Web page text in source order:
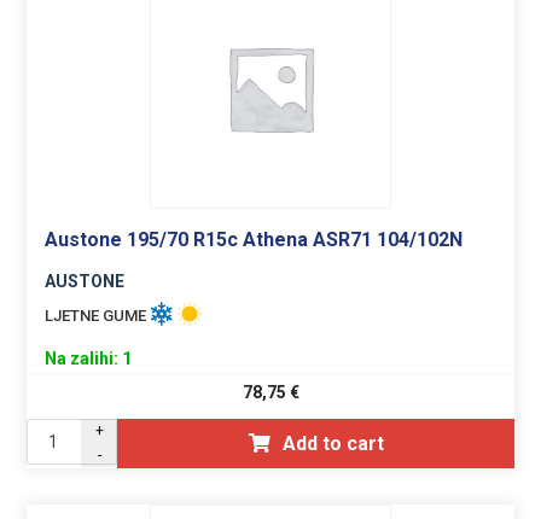
Austone 195/70 R15c Athena ASR71 104/102N
AUSTONE
LJETNE GUME
Na zalihi: 1
78,75 €
+
-
Add to cart